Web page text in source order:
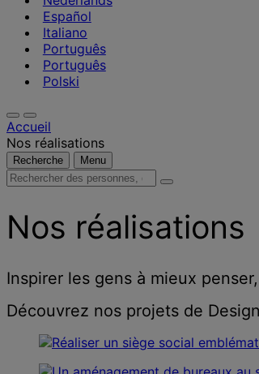
Español
Italiano
Português
Português
Polski
Accueil
Nos réalisations
Recherche Menu
Rechercher
des
lieux,
actualités
des
Nos réalisations
Inspirer les gens à mieux
Découvrez nos projets de